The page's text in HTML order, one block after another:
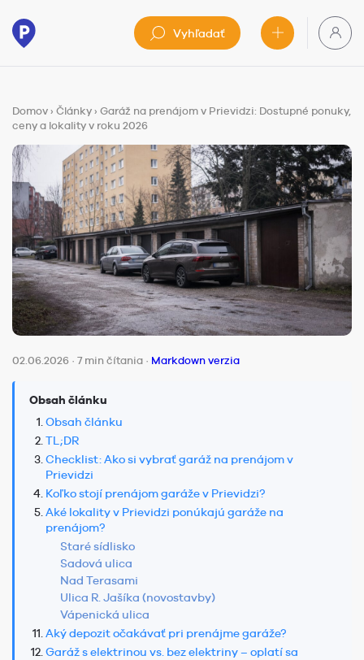
Vyhľadať
Domov › Články › Garáž na prenájom v Prievidzi: Dostupné ponuky,
ceny a lokality v roku 2026
02.06.2026 · 7 min čítania · Markdown verzia
Obsah článku
Obsah článku
TL;DR
Checklist: Ako si vybrať garáž na prenájom v
Prievidzi
Koľko stojí prenájom garáže v Prievidzi?
Aké lokality v Prievidzi ponúkajú garáže na
prenájom?
Staré sídlisko
Sadová ulica
Nad Terasami
Ulica R. Jašíka (novostavby)
Vápenická ulica
Aký depozit očakávať pri prenájme garáže?
Garáž s elektrinou vs. bez elektriny – oplatí sa